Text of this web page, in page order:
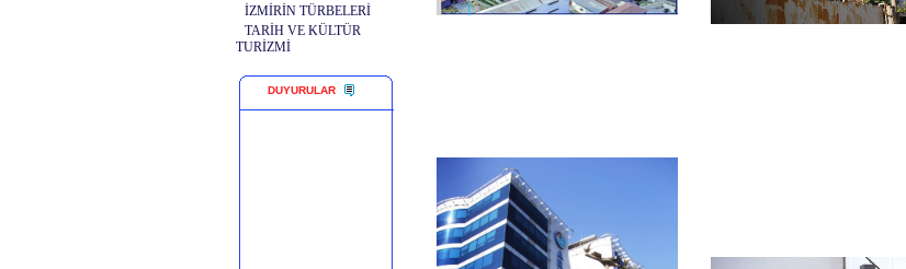
İZMİRİN TÜRBELERİ
TARİH VE KÜLTÜR
TURİZMİ
DUYURULAR